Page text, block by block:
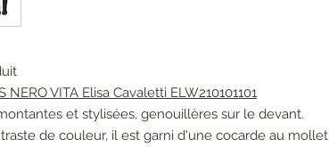
NERO VITA Elisa Cavaletti ELW210101101
et stylisées, genouillères sur le devant.
de couleur, il est garni d'une cocarde au mollet